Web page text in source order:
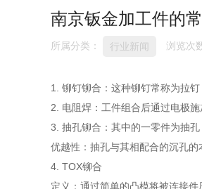
南京钣金加工件的
所属分类： 行业新闻 浏览次
1. 铆钉铆合：这种铆钉常称为拉
2. 电阻焊：工件组合后通过电极
3. 抽孔铆合：其中的一零件为抽
优越性：抽孔与其相配合的沉孔的
4. TOX铆合
定义：通过简单的凸模将被连接